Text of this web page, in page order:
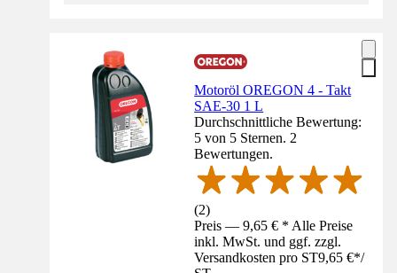
Motoröl OREGON 4 - Takt
SAE-30 1 L
Durchschnittliche Bewertung:
5 von 5 Sternen. 2
Bewertungen.
(2)
Preis — 9,65 € * Alle Preise
inkl. MwSt. und ggf. zzgl.
Versandkosten pro ST9,65 €*/